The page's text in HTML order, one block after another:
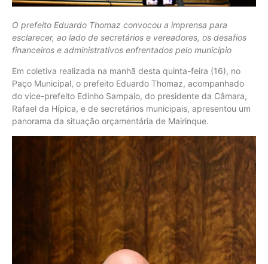
O prefeito Eduardo Thomaz convocou a imprensa para
esclarecer, ao lado de secretários e vereadores, os desafios
financeiros e administrativos enfrentados pelo município
Em coletiva realizada na manhã desta quinta-feira (16), no
Paço Municipal, o prefeito Eduardo Thomaz, acompanhado
do vice-prefeito Edinho Sampaio, do presidente da Câmara,
Rafael da Hípica, e de secretários municipais, apresentou um
panorama da situação orçamentária de Mairinque.